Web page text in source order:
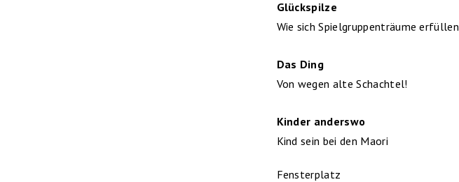
Glückspilze
Wie sich Spielgruppenträume erfüllen
Das Ding
Von wegen alte Schachtel!
Kinder anderswo
Kind sein bei den Maori
Fensterplatz